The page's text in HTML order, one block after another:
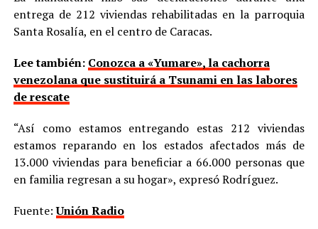
entrega de 212 viviendas rehabilitadas en la parroquia
Santa Rosalía, en el centro de Caracas.
Lee también: Conozca a «Yumare», la cachorra
venezolana que sustituirá a Tsunami en las labores
de rescate
“Así como estamos entregando estas 212 viviendas
estamos reparando en los estados afectados más de
13.000 viviendas para beneficiar a 66.000 personas que
en familia regresan a su hogar», expresó Rodríguez.
Fuente:Unión Radio